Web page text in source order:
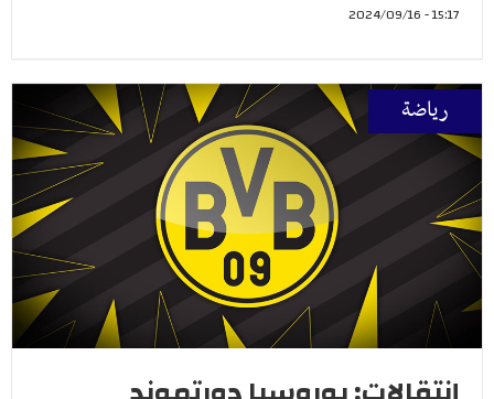
15:17 - 2024/09/16
رياضة